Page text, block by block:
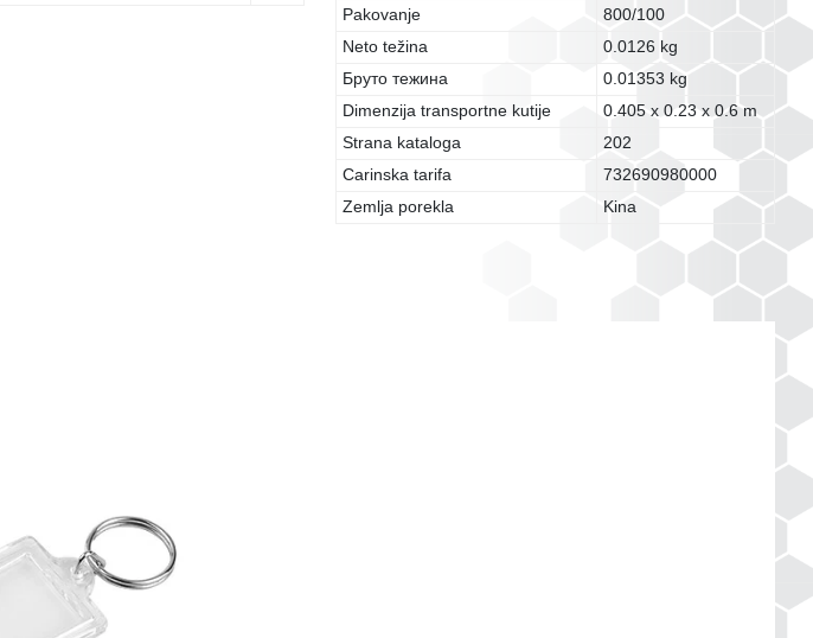
Pakovanje
800/100
Neto težina
0.0126 kg
Бруто тежина
0.01353 kg
Dimenzija transportne kutije
0.405 x 0.23 x 0.6 m
Strana kataloga
202
Carinska tarifa
732690980000
Zemlja porekla
Kina